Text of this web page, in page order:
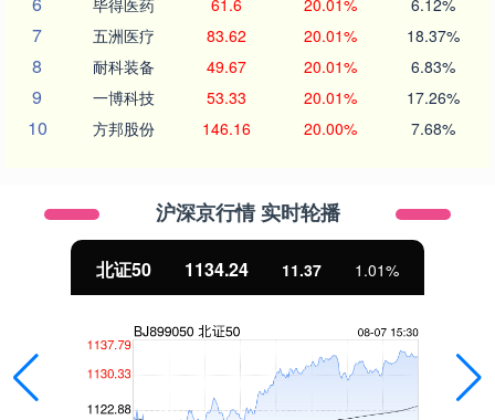
毕得医药 61.6 20.01% 6.12%
7 五洲医疗 83.62 20.01% 18.37%
8 耐科装备 49.67 20.01% 6.83%
9 一博科技 53.33 20.01% 17.26%
10 方邦股份 146.16 20.00% 7.68%
沪深京行情 实时轮播
北证50 1134.24 11.37 1.01%